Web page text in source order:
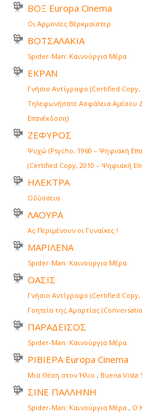
ΒΟΞ Europa Cinema
Οι Αρμονίες Βέρκμαϊστερ
ΒΟΤΣΑΛΑΚΙΑ
Spider-Man: Καινούργια Μέρα
ΕΚΡΑΝ
Γνήσιο Αντίγραφο (Certified
Τηλεφωνήσατε Ασφάλεια Αμέσου
Επανέκδοση)
ΖΕΦΥΡΟΣ
Ψυχώ (Psycho, 1960 – Ψηφιακή
(Certified Copy, 2010 – Ψηφιακή
ΗΛΕΚΤΡΑ
Οδύσσεια
ΛΑΟΥΡΑ
Ας Περιμένουν οι Γυναίκες !
ΜΑΡΙΛΕΝΑ
Spider-Man: Καινούργια Μέρα
ΟΑΣΙΣ
Γνήσιο Αντίγραφο (Certified
Γοητεία της Αμαρτίας
ΠΑΡΑΔΕΙΣΟΣ
Spider-Man: Καινούργια Μέρα
ΡΙΒΙΕΡΑ Europa Cinema
Μια Θέση στον Ήλιο , Buena Vista
ΣΙΝΕ ΠΑΛΛΗΝΗ
Spider-Man: Καινούργια Μέρα , Ο